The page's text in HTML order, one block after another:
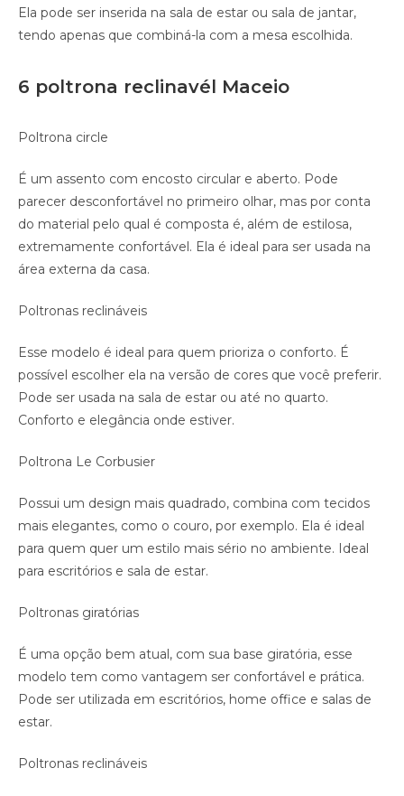
Ela pode ser inserida na sala de estar ou sala de jantar,
tendo apenas que combiná-la com a mesa escolhida.
6 poltrona reclinavél Maceio
Poltrona circle
É um assento com encosto circular e aberto. Pode
parecer desconfortável no primeiro olhar, mas por conta
do material pelo qual é composta é, além de estilosa,
extremamente confortável. Ela é ideal para ser usada na
área externa da casa.
Poltronas reclináveis
Esse modelo é ideal para quem prioriza o conforto. É
possível escolher ela na versão de cores que você preferir.
Pode ser usada na sala de estar ou até no quarto.
Conforto e elegância onde estiver.
Poltrona Le Corbusier
Possui um design mais quadrado, combina com tecidos
mais elegantes, como o couro, por exemplo. Ela é ideal
para quem quer um estilo mais sério no ambiente. Ideal
para escritórios e sala de estar.
Poltronas giratórias
É uma opção bem atual, com sua base giratória, esse
modelo tem como vantagem ser confortável e prática.
Pode ser utilizada em escritórios, home office e salas de
estar.
Poltronas reclináveis